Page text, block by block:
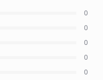
0
0
0
0
0